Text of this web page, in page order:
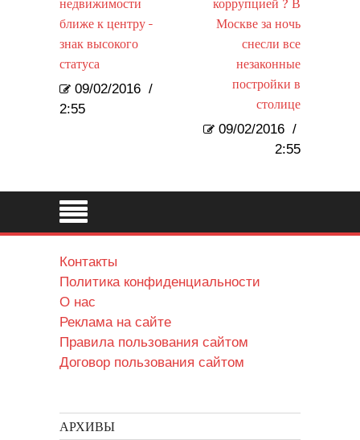
недвижимости
ближе к центру -
знак высокого
статуса
09/02/2016 /
2:55
коррупцией ? В
Москве за ночь
снесли все
незаконные
постройки в
столице
09/02/2016 /
2:55
Контакты
Политика конфиденциальности
О нас
Реклама на сайте
Правила пользования сайтом
Договор пользования сайтом
АРХИВЫ